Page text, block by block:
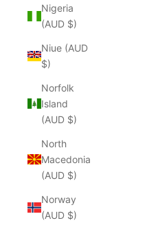
Nigeria
(AUD $)
Niue (AUD
$)
Norfolk
Island
(AUD $)
North
Macedonia
(AUD $)
Norway
(AUD $)